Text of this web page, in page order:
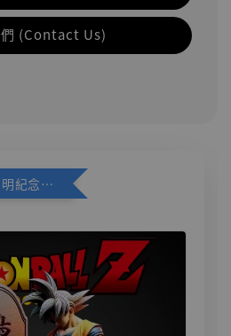
(Contact Us)
加購優惠【悟空 鳥山明紀念款 [奇蹟工作室]】